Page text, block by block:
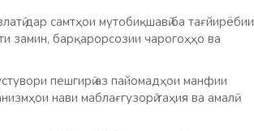
дар самтҳои мутобиқшавӣ ба тағйирёбии
замин, барқарорсозии чарогоҳҳо ва
пешгирӣ аз пайомадҳои манфии
нави маблағгузорӣ таҳия ва амалӣ